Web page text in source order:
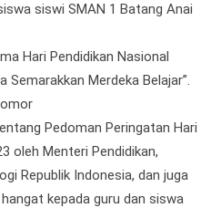
siswi SMAN 1 Batang Anai
Hari Pendidikan Nasional
Semarakkan Merdeka Belajar”.
Pedoman Peringatan Hari
oleh Menteri Pendidikan,
Republik Indonesia, dan juga
kepada guru dan siswa